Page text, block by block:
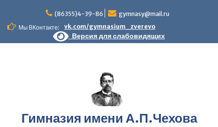
content
(86355)4-39-86
gymnasy@mail.ru
Мы ВКонтакте:
vk.com/gymnasium_zverevo
Версия для слабовидящих
Гимназия имени А.П.Чехова